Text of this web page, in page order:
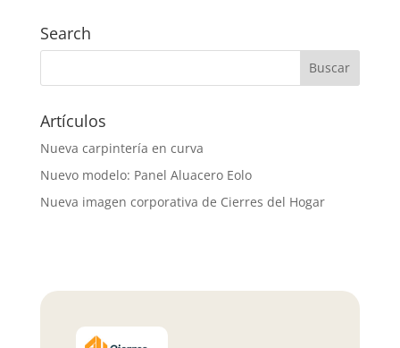
Search
Artículos
Nueva carpintería en curva
Nuevo modelo: Panel Aluacero Eolo
Nueva imagen corporativa de Cierres del Hogar